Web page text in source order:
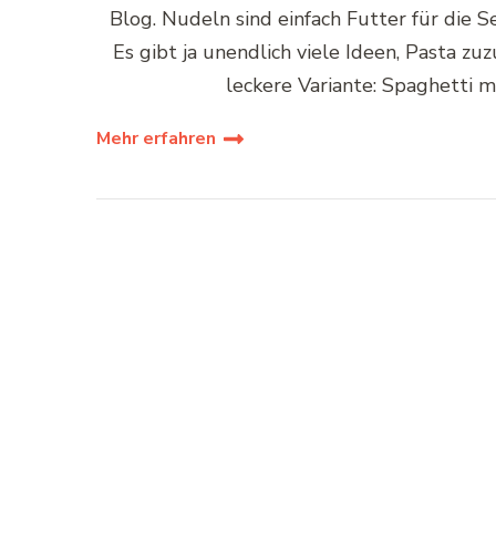
Blog. Nudeln sind einfach Futter für die
Es gibt ja unendlich viele Ideen, Pasta
leckere Variante: Spaghetti
Mehr erfahren